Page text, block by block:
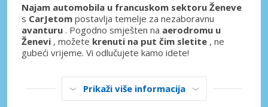
Najam automobila u francuskom sektoru Ženeve
s CarJetom postavlja temelje za nezaboravnu
avanturu . Pogodno smješten na aerodromu u
Ženevi , možete krenuti na put čim sletite , ne
gubeći vrijeme. Vi odlučujete kamo idete!
Prikaži više informacija